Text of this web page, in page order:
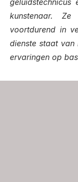
kunstenaar.
voortdurend in
dienste staat van
ervaringen op